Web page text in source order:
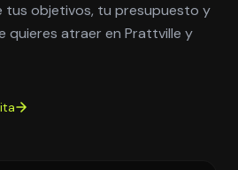
objetivos, tu presupuesto y
quieres atraer en Prattville y